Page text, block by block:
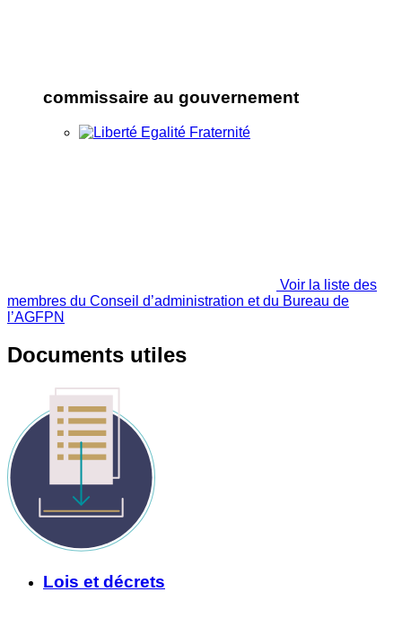
commissaire au gouvernement
Voir la liste des
membres du Conseil d’administration et du Bureau de
l’AGFPN
Documents utiles
Lois et décrets